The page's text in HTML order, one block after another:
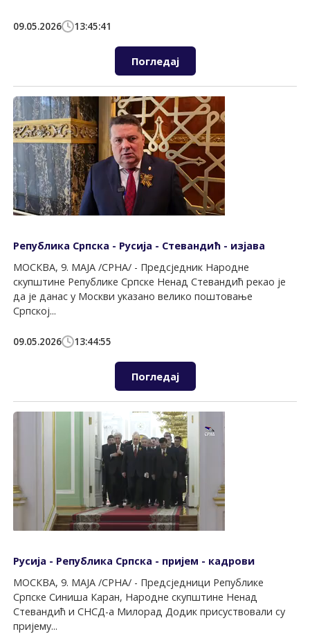
09.05.2026 13:45:41
Погледај
Република Српска - Русија - Стевандић - изјава
МОСКВА, 9. МАЈА /СРНА/ - Предсједник Народне
скупштине Републике Српске Ненад Стевандић рекао је
да је данас у Москви указано велико поштовање
Српској...
09.05.2026 13:44:55
Погледај
Русија - Република Српска - пријем - кадрови
МОСКВА, 9. МАЈА /СРНА/ - Предсједници Републике
Српске Синиша Каран, Народне скупштине Ненад
Стевандић и СНСД-а Милорад Додик присуствовали су
пријему...